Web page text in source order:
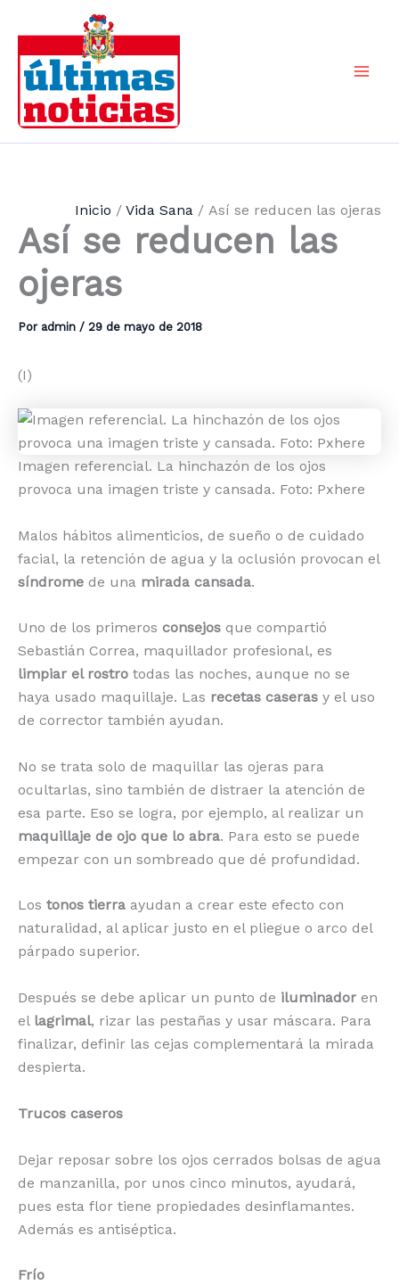
contenido
Inicio Vida Sana Así se reducen las ojeras
Así se reducen las
ojeras
Por admin / 29 de mayo de 2018
(I)
Imagen referencial. La hinchazón de los ojos
provoca una imagen triste y cansada. Foto: Pxhere
Malos hábitos alimenticios, de sueño o de cuidado
facial, la retención de agua y la oclusión provocan el
síndrome de una mirada cansada.
Uno de los primeros consejos que compartió
Sebastián Correa, maquillador profesional, es
limpiar el rostro todas las noches, aunque no se
haya usado maquillaje. Las recetas caseras y el uso
de corrector también ayudan.
No se trata solo de maquillar las ojeras para
ocultarlas, sino también de distraer la atención de
esa parte. Eso se logra, por ejemplo, al realizar un
maquillaje de ojo que lo abra. Para esto se puede
empezar con un sombreado que dé profundidad.
Los tonos tierra ayudan a crear este efecto con
naturalidad, al aplicar justo en el pliegue o arco del
párpado superior.
Después se debe aplicar un punto de iluminador en
el lagrimal, rizar las pestañas y usar máscara. Para
finalizar, definir las cejas complementará la mirada
despierta.
Trucos caseros
Dejar reposar sobre los ojos cerrados bolsas de agua
de manzanilla, por unos cinco minutos, ayudará,
pues esta flor tiene propiedades desinflamantes.
Además es antiséptica.
Frío